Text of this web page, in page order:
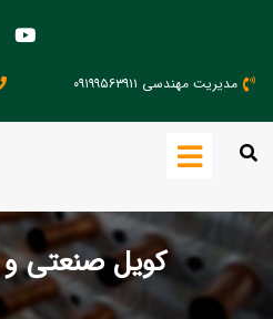
مدیریت مهندسی ۰۹۱۹۹۵۶۳۹۱۱
کویل صنعتی